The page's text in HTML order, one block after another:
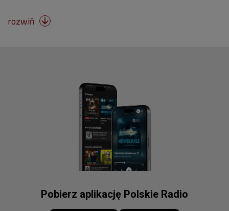
rozwiń 
Pobierz aplikację Polskie Radio